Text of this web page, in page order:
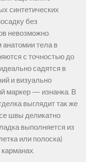
синтетических
без
невозможно.
анатомии тела в
с точностью до
садятся в
и визуально
маркер — изнанка. В
выглядит так же
швы деликатно
выполняется из
или полоска)